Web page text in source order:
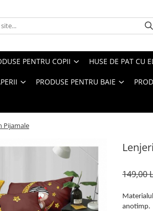
PENTRU COPII HUSE DE PAT CU
PRODUSE PENTRU BAIE
Pijamale
149,00
anotimp.